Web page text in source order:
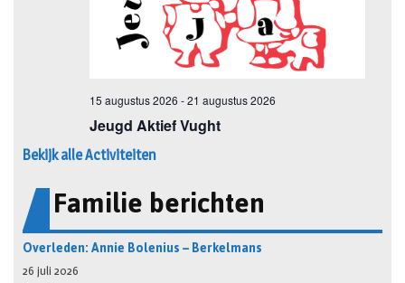
Bekijk alle Activiteiten
Familie berichten
Overleden: Annie Bolenius – Berkelmans
26 juli 2026